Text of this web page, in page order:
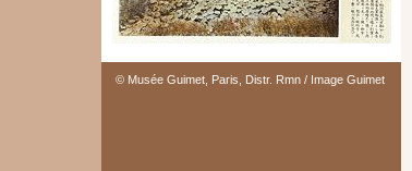
© Musée Guimet, Paris, Distr. Rmn / Image Guimet